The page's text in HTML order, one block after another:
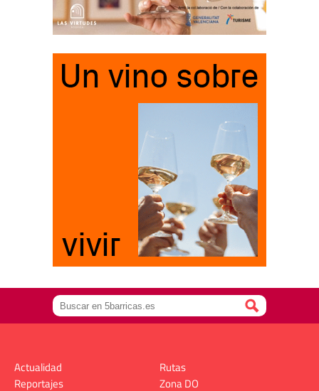
Actualidad
Reportajes
Rutas
Zona DO